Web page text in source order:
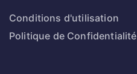
Conditions d'utilisation
Politique de Confidentialité